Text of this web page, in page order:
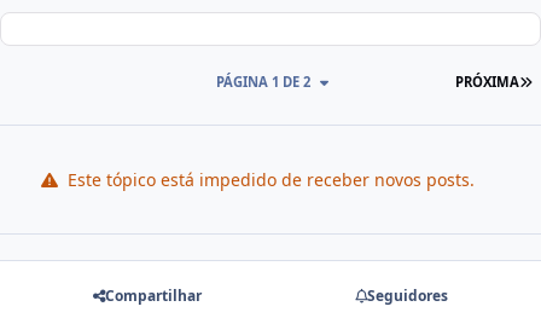
PRÓXIMA
PÁGINA 1 DE 2
Este tópico está impedido de receber novos posts.
Compartilhar Seguidores